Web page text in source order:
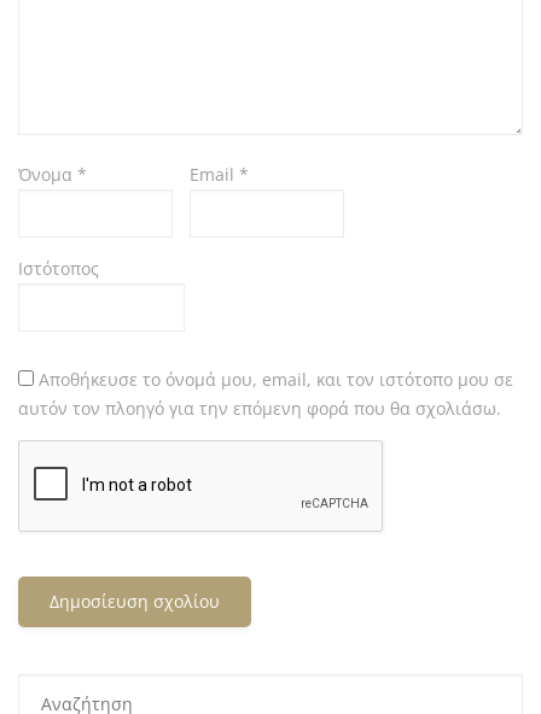
Όνομα * Email *
Ιστότοπος
Αποθήκευσε το όνομά μου, email, και τον ιστότοπο μου σε
αυτόν τον πλοηγό για την επόμενη φορά που θα σχολιάσω.